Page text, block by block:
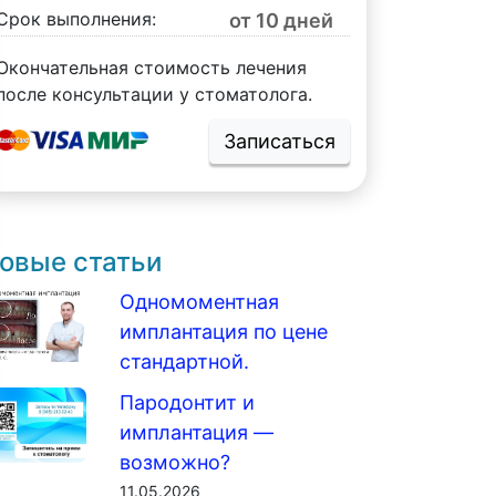
выполнения: от 10 дней
стоимость лечения
консультации у стоматолога.
Записаться
статьи
Одномоментная
имплантация по цене
стандартной.
Пародонтит и
имплантация —
возможно?
11.05.2026